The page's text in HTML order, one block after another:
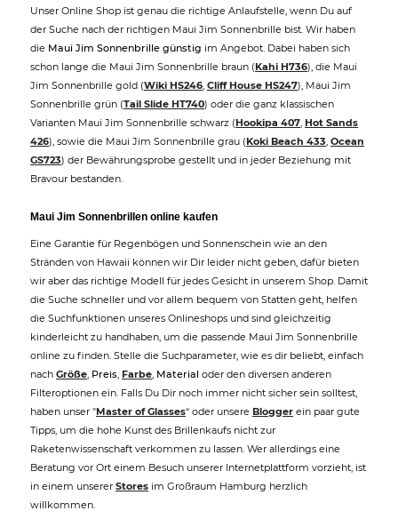
Unser Online Shop ist genau die richtige Anlaufstelle, wenn Du auf
der Suche nach der richtigen Maui Jim Sonnenbrille bist. Wir haben
die Maui Jim Sonnenbrille günstig im Angebot. Dabei haben sich
schon lange die Maui Jim Sonnenbrille braun (Kahi H736), die Maui
Jim Sonnenbrille gold (Wiki HS246, Cliff House HS247), Maui Jim
Sonnenbrille grün (Tail Slide HT740) oder die ganz klassischen
Varianten Maui Jim Sonnenbrille schwarz (Hookipa 407, Hot Sands
426), sowie die Maui Jim Sonnenbrille grau (Koki Beach 433, Ocean
GS723) der Bewährungsprobe gestellt und in jeder Beziehung mit
Bravour bestanden.
Maui Jim Sonnenbrillen online kaufen
Eine Garantie für Regenbögen und Sonnenschein wie an den
Stränden von Hawaii können wir Dir leider nicht geben, dafür bieten
wir aber das richtige Modell für jedes Gesicht in unserem Shop. Damit
die Suche schneller und vor allem bequem von Statten geht, helfen
die Suchfunktionen unseres Onlineshops und sind gleichzeitig
kinderleicht zu handhaben, um die passende Maui Jim Sonnenbrille
online zu finden. Stelle die Suchparameter, wie es dir beliebt, einfach
nach Größe, Preis, Farbe, Material oder den diversen anderen
Filteroptionen ein. Falls Du Dir noch immer nicht sicher sein solltest,
haben unser "Master of Glasses“ oder unsere Blogger ein paar gute
Tipps, um die hohe Kunst des Brillenkaufs nicht zur
Raketenwissenschaft verkommen zu lassen. Wer allerdings eine
Beratung vor Ort einem Besuch unserer Internetplattform vorzieht, ist
in einem unserer Stores im Großraum Hamburg herzlich
willkommen.